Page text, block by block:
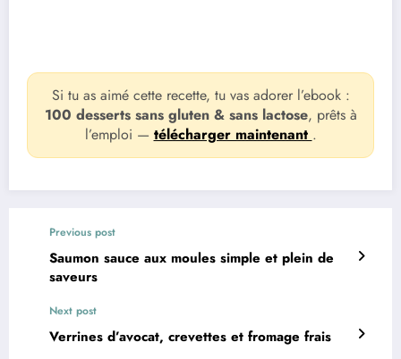
Si tu as aimé cette recette, tu vas adorer l’ebook :
100 desserts sans gluten & sans lactose, prêts à
l’emploi — télécharger maintenant .
Previous post
Saumon sauce aux moules simple et plein de
saveurs
Next post
Verrines d’avocat, crevettes et fromage frais